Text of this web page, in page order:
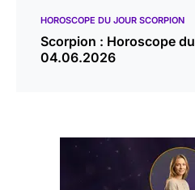
HOROSCOPE DU JOUR SCORPION
Scorpion : Horoscope du
04.06.2026